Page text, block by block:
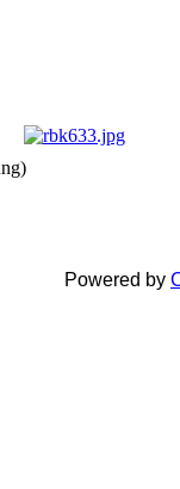
Powered by